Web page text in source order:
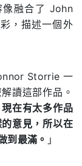
像融合了 John
，描述一個外
Storrie 一
讀這部作品。
現在有太多作品
意見，所以在
到最滿。 」